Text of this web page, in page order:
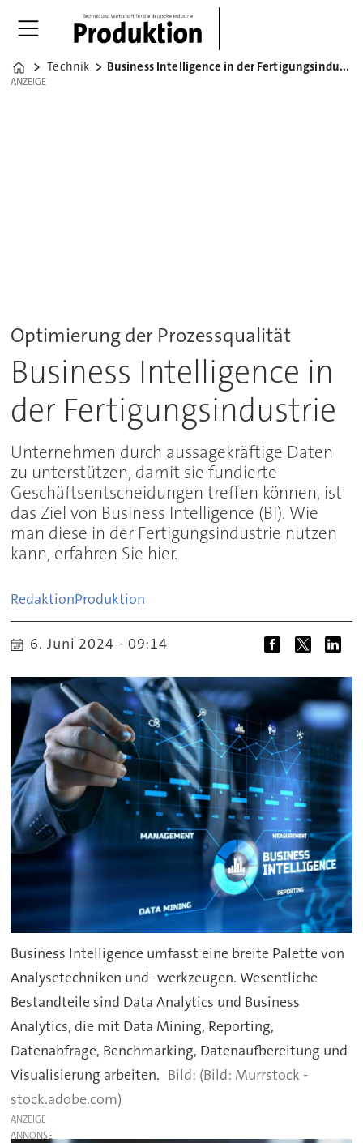
Home
Technik Business Intelligence in der Fertigungsindustrie
ANZEIGE
ANZEIGE
Optimierung der Prozessqualität
Business Intelligence in
der Fertigungsindustrie
Unternehmen durch aussagekräftige Daten
zu unterstützen, damit sie fundierte
Geschäftsentscheidungen treffen können, ist
das Ziel von Business Intelligence (BI). Wie
man diese in der Fertigungsindustrie nutzen
kann, erfahren Sie hier.
RedaktionProduktion
6. Juni 2024 - 09:14
Business Intelligence umfasst eine breite Palette von
Analysetechniken und -werkzeugen. Wesentliche
Bestandteile sind Data Analytics und Business
Analytics, die mit Data Mining, Reporting,
Datenabfrage, Benchmarking, Datenaufbereitung und
Visualisierung arbeiten.
(Bild: Murrstock -
stock.adobe.com)
ANZEIGE